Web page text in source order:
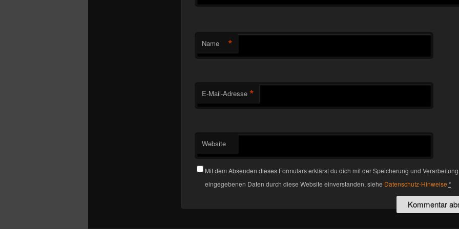
Name *
E-Mail-Adresse *
Website
Mit dem Absenden dieses Formulars erklärst du dich mit der Speicherung und
eingegebenen Daten durch diese Website einverstanden, siehe Datenschutz-Hinweise *